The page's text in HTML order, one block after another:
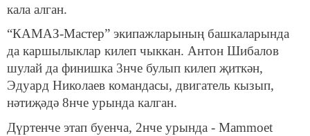
кала алган.
“КАМАЗ-Мастер” экипажларының башкаларында
да каршылыклар килеп чыккан. Антон Шибалов
шулай да финишка 3нче булып килеп җиткән,
Эдуард Николаев командасы, двигатель кызып,
нәтиҗәдә 8нче урында калган.
Дүртенче этап буенча, 2нче урында - Mammoet